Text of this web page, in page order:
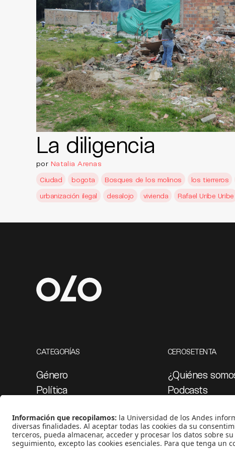
La diligencia
por Natalia Arenas
Ciudad
bogota Bosques de los molinos los tierreros
urbanización ilegal
desalojo vivienda Rafael Uribe Uribe
CATEGORÍAS
Género
Política
Medio ambiente
Medios y periodismo
CEROSETENTA
¿Quiénes
Podcasts
Proyectos 070